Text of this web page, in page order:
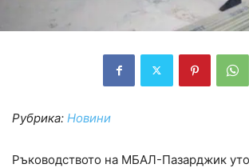
Рубрика: Новини
Ръководството на МБАЛ-Пазарджик